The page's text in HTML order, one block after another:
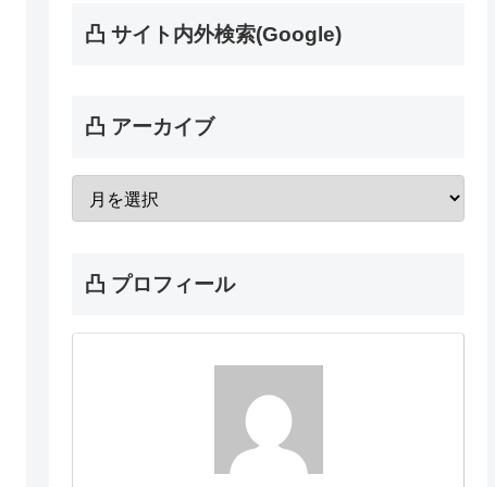
凸 サイト内外検索(Google)
凸 アーカイブ
凸 プロフィール